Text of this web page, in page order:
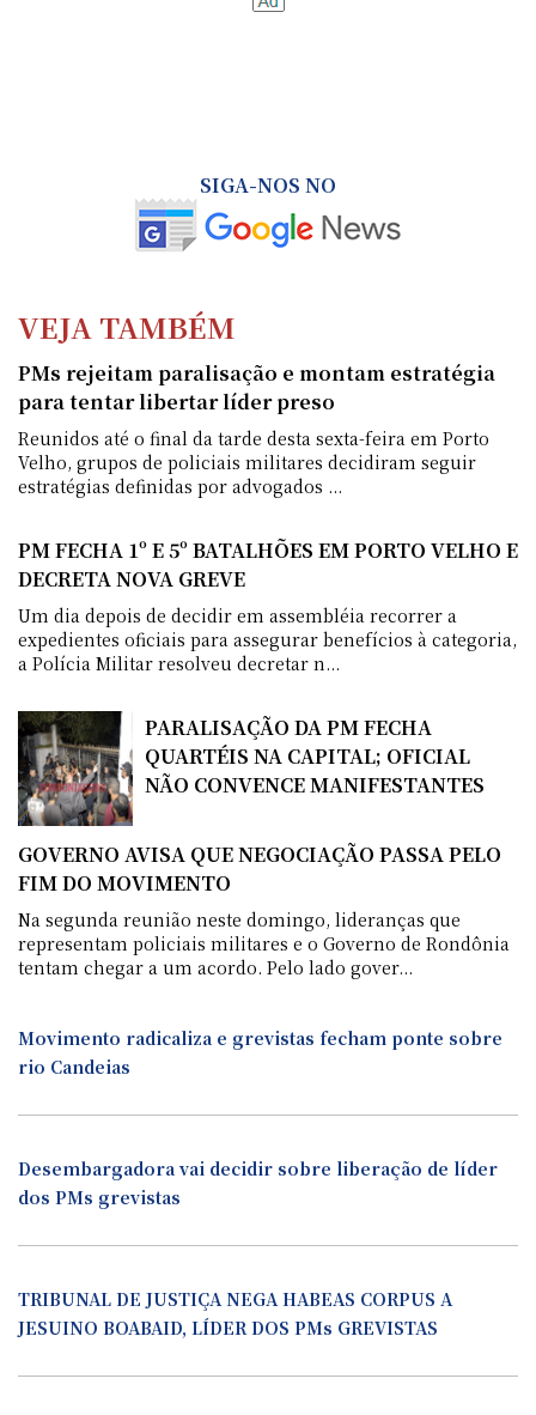
SIGA-NOS NO
VEJA TAMBÉM
PMs rejeitam paralisação e montam estratégia
para tentar libertar líder preso
Reunidos até o final da tarde desta sexta-feira em Porto
Velho, grupos de policiais militares decidiram seguir
estratégias definidas por advogados ...
PM FECHA 1º E 5º BATALHÕES EM PORTO VELHO E
DECRETA NOVA GREVE
Um dia depois de decidir em assembléia recorrer a
expedientes oficiais para assegurar benefícios à categoria,
a Polícia Militar resolveu decretar n...
PARALISAÇÃO DA PM FECHA
QUARTÉIS NA CAPITAL; OFICIAL
NÃO CONVENCE MANIFESTANTES
GOVERNO AVISA QUE NEGOCIAÇÃO PASSA PELO
FIM DO MOVIMENTO
Na segunda reunião neste domingo, lideranças que
representam policiais militares e o Governo de Rondônia
tentam chegar a um acordo. Pelo lado gover...
Movimento radicaliza e grevistas fecham ponte sobre
rio Candeias
Desembargadora vai decidir sobre liberação de líder
dos PMs grevistas
TRIBUNAL DE JUSTIÇA NEGA HABEAS CORPUS A
JESUINO BOABAID, LÍDER DOS PMs GREVISTAS